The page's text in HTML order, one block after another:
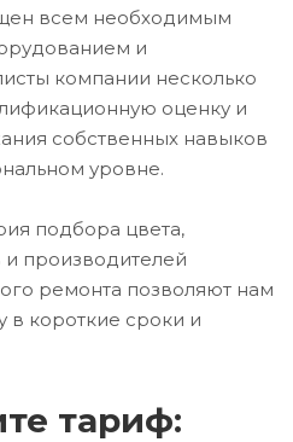
всем необходимым
и
компании несколько
оценку и
собственных навыков
уровне.
подбора цвета,
производителей
ремонта позволяют нам
в короткие сроки и
тариф: